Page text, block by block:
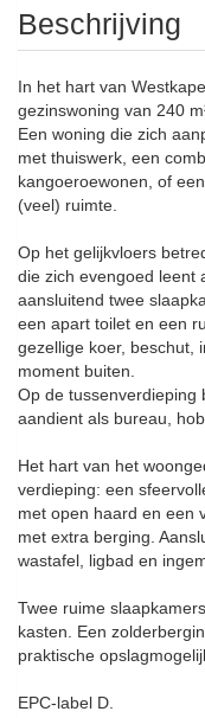
Beschrijving
In het hart van
gezinswoning van 240
Een woning die zich
met thuiswerk, een
kangoeroewonen, of
(veel) ruimte.
Op het gelijkvloers
die zich evengoed leent
aansluitend twee
een apart toilet en een
gezellige koer, beschut,
moment buiten.
Op de tussenverdieping
aandient als bureau,
Het hart van het
verdieping: een
met open haard en een
met extra berging.
wastafel, ligbad en
Twee ruime
kasten. Een
praktische
EPC-label D.